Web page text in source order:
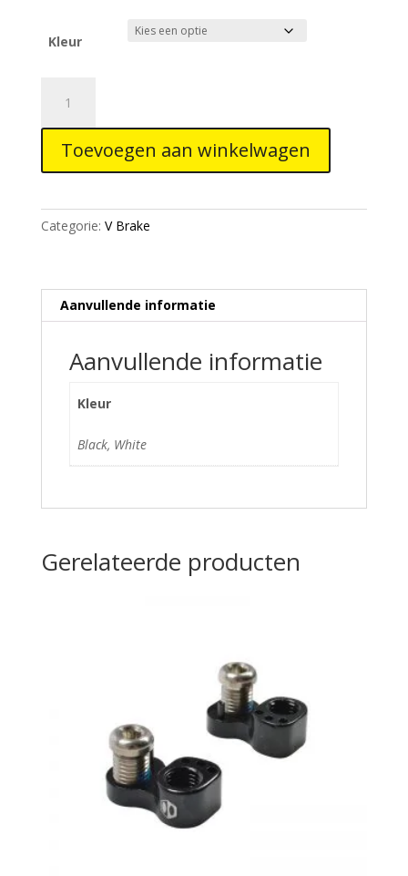
Kleur
930AL
V-
brake
Black
White
aantal
Toevoegen aan winkelwagen
Categorie: V Brake
Aanvullende informatie
Aanvullende informatie
Kleur
Black, White
Gerelateerde producten